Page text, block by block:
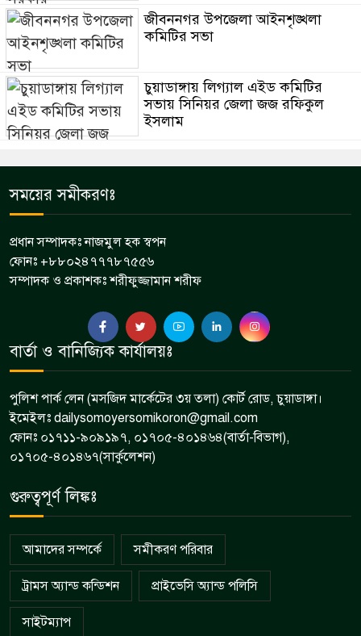
জীবননগর উপজেলা আইনশৃঙ্খলা
কমিটির সভা
চুয়াডাঙ্গায় লিগ্যাল এইড কমিটির
সভায় সিনিয়র জেলা জজ রফিকুল
ইসলাম
সময়ের সমীকরণঃ
প্রধান সম্পাদকঃ নাজমুল হক স্বপন
ফোনঃ +৮৮০২৪৭৭৭৮৭৫৫৬
সম্পাদক ও প্রকাশকঃ শরীফুজ্জামান শরীফ
বার্তা ও বানিজ্যিক কার্যালয়ঃ
পুলিশ পার্ক লেন (মসজিদ মার্কেটের ৩য় তলা) কোর্ট রোড, চুয়াডাঙ্গা।
ইমেইলঃ dailysomoyersomikoron@gmail.com
ফোনঃ ০১৭১১-৯০৯১৯৭, ০১৭০৫-৪০১৪৬৪(বার্তা-বিভাগ),
০১৭০৫-৪০১৪৬৭(সার্কুলেশন)
গুরুত্বপূর্ণ লিঙ্কঃ
আমাদের সম্পর্কে সমীকরণ পরিবার
ট্রামস অ্যান্ড কন্ডিশন প্রাইভেসি অ্যান্ড পলিসি
সাইটম্যাপ